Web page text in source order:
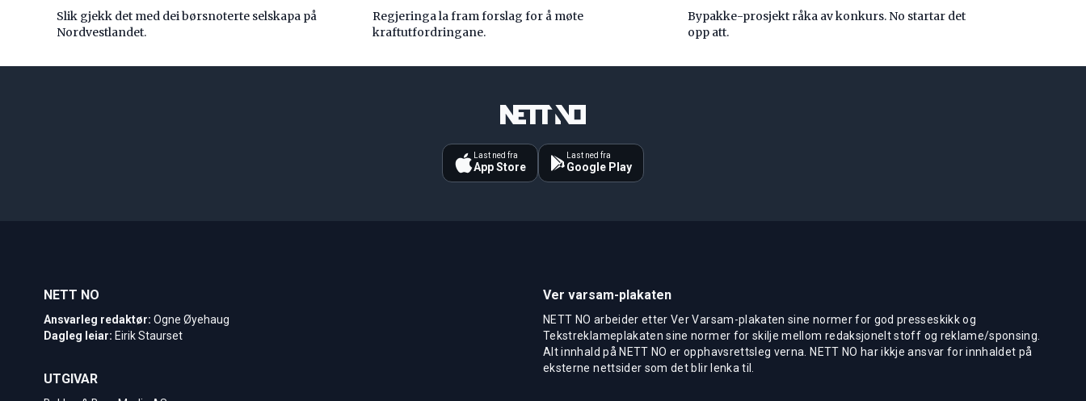
Slik gjekk det med dei børsnoterte selskapa på
Nordvestlandet.
Regjeringa la fram forslag for å møte
kraftutfordringane.
Bypakke-prosjekt råka av konkurs. No startar det
opp att.
Last ned fra
App Store
Last ned fra
Google Play
NETT NO
Ansvarleg redaktør: Ogne Øyehaug
Dagleg leiar: Eirik Staurset
UTGIVAR
Ver varsam-plakaten
NETT NO arbeider etter Ver Varsam-plakaten sine normer for god presseskikk og
Tekstreklameplakaten sine normer for skilje mellom redaksjonelt stoff og reklame/sponsing.
Alt innhald på NETT NO er opphavsrettsleg verna. NETT NO har ikkje ansvar for innhaldet på
eksterne nettsider som det blir lenka til.